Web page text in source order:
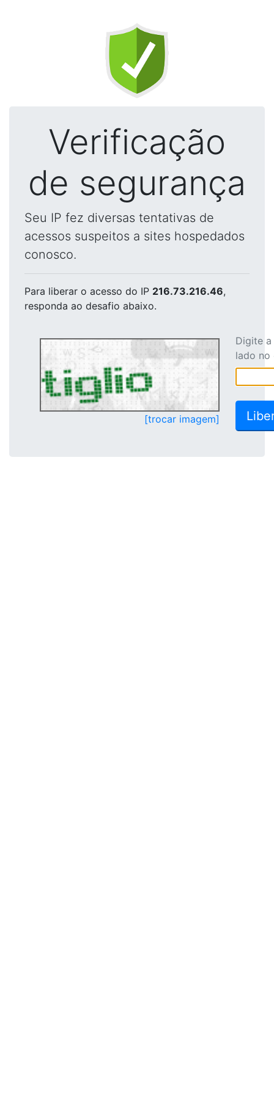
Verificação
de segurança
Seu IP fez diversas tentativas de
acessos suspeitos a sites hospedados
conosco.
Para liberar o acesso do IP 216.73.216.46,
responda ao desafio abaixo.
[trocar imagem]
Digite
lado no